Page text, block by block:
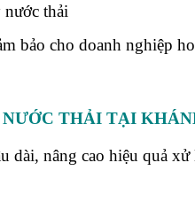
thải
bảo cho doanh nghiệp
THẢI TẠI
dài, nâng cao hiệu quả xử